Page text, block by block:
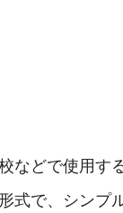
などで使用す
式で、シンプ